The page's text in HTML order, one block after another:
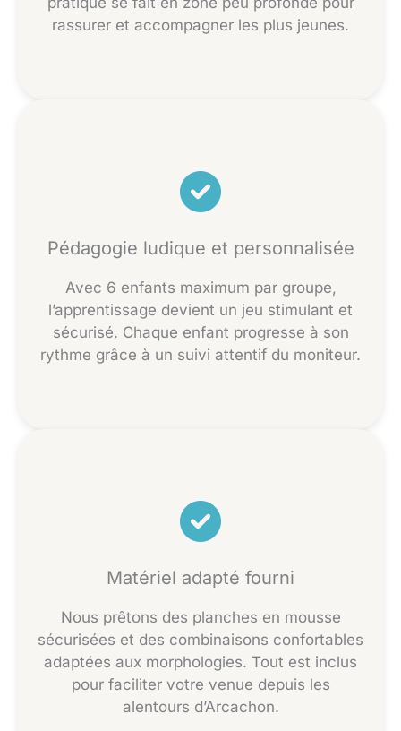
rassurer et accompagner les plus jeunes.
Pédagogie ludique et personnalisée
Avec 6 enfants maximum par groupe,
l’apprentissage devient un jeu stimulant et
sécurisé. Chaque enfant progresse à son
rythme grâce à un suivi attentif du moniteur.
Matériel adapté fourni
Nous prêtons des planches en mousse
sécurisées et des combinaisons confortables
adaptées aux morphologies. Tout est inclus
pour faciliter votre venue depuis les
alentours d’Arcachon.